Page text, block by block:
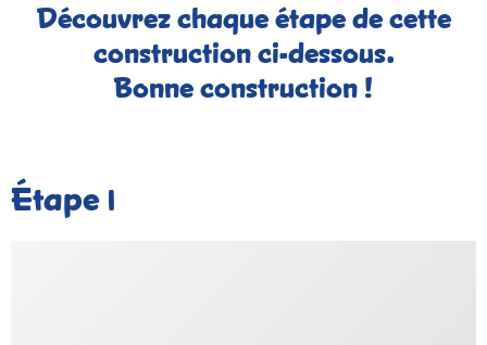
Découvrez chaque étape de cette
construction ci-dessous.
Bonne construction !
Étape 1